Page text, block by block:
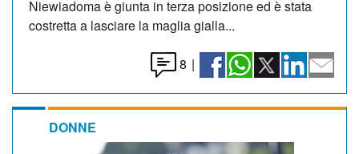
Niewiadoma è giunta in terza posizione ed è stata
costretta a lasciare la maglia gialla...
8 |
DONNE